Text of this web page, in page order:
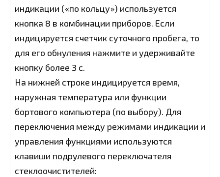
индикации («по кольцу») используется
кнопка 8 в комбинации приборов. Если
индицируется счетчик суточного пробега, то
для его обнуления нажмите и удерживайте
кнопку более 3 с.
На нижней строке индицируется время,
наружная температура или функции
бортового компьютера (по выбору). Для
переключения между режимами индикации и
управления функциями используются
клавиши подрулевого переключателя
стеклоочистителей: